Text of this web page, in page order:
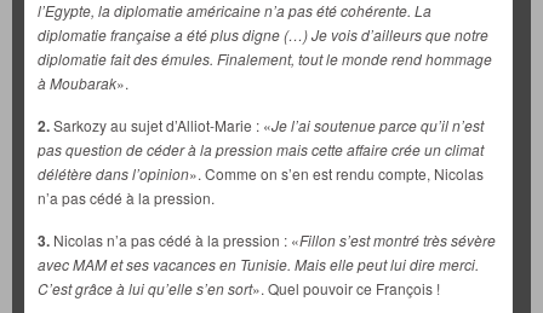
l’Egypte, la diplomatie américaine n’a pas été cohérente. La
diplomatie française a été plus digne (…) Je vois d’ailleurs que notre
diplomatie fait des émules. Finalement, tout le monde rend hommage
à Moubarak».
2.Sarkozy au sujet d’Alliot-Marie : «Je l’ai soutenue parce qu’il n’est
pas question de céder à la pression mais cette affaire crée un climat
délétère dans l’opinion». Comme on s’en est rendu compte, Nicolas
n’a pas cédé à la pression.
3. Nicolas n’a pas cédé à la pression : «Fillon s’est montré très sévère
avec MAM et ses vacances en Tunisie. Mais elle peut lui dire merci.
C’est grâce à lui qu’elle s’en sort». Quel pouvoir ce François !